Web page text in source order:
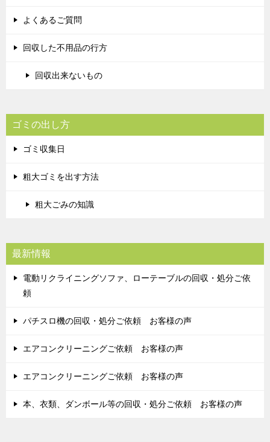
よくあるご質問
回収した不用品の行方
回収出来ないもの
ゴミの出し方
ゴミ収集日
粗大ゴミを出す方法
粗大ごみの知識
最新情報
電動リクライニングソファ、ローテーブルの回収・処分ご依
頼
パチスロ機の回収・処分ご依頼 お客様の声
エアコンクリーニングご依頼 お客様の声
エアコンクリーニングご依頼 お客様の声
本、衣類、ダンボール等の回収・処分ご依頼 お客様の声